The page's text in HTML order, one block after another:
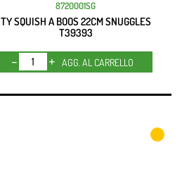
8720001SG
TY SQUISH A BOOS 22CM SNUGGLES
T39393
Quantità
AGG. AL CARRELLO